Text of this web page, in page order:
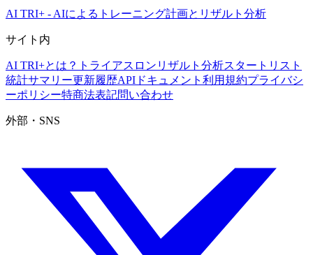
AI TRI+ - AIによるトレーニング計画とリザルト分析
サイト内
AI TRI+とは？ トライアスロンリザルト分析スタートリスト
統計サマリー更新履歴APIドキュメント 利用規約プライバシ
ーポリシー特商法表記問い合わせ
外部・SNS